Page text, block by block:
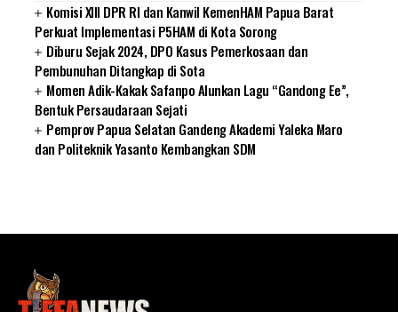
Komisi XIII DPR RI dan Kanwil KemenHAM Papua Barat
Perkuat Implementasi P5HAM di Kota Sorong
Diburu Sejak 2024, DPO Kasus Pemerkosaan dan
Pembunuhan Ditangkap di Sota
Momen Adik-Kakak Safanpo Alunkan Lagu “Gandong Ee”,
Bentuk Persaudaraan Sejati
Pemprov Papua Selatan Gandeng Akademi Yaleka Maro
dan Politeknik Yasanto Kembangkan SDM